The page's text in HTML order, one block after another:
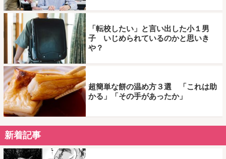
「転校したい」と言い出した小１男
子 いじめられているのかと思いき
や？
超簡単な餅の温め方３選 「これは助
かる」「その手があったか」
新着記事